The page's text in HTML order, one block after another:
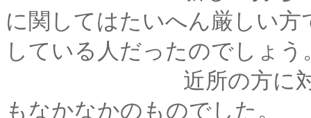
に関してはたいへん厳しい
している人だったのでしょう
近所の方に対しては
もなかなかのものでした。